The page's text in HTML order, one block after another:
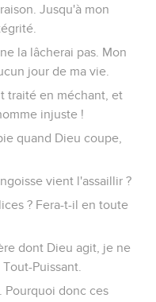
Jusqu'à mon
la lâcherai pas. Mon
jour de ma vie.
traité en méchant, et
injuste !
quand Dieu coupe,
vient l'assaillir ?
? Fera-t-il en toute
dont Dieu agit, je ne
Puissant.
Pourquoi donc ces